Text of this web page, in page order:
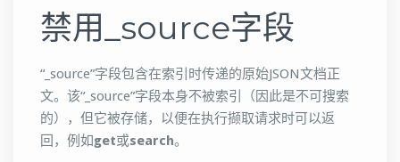
禁用_source字段
“_source”字段包含在索引时传递的原始JSON文档正
文。该“_source”字段本身不被索引（因此是不可搜索
的），但它被存储，以便在执行撷取请求时可以返
回，例如get或search。